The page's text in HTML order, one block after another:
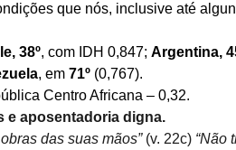
que nós, inclusive até
38º, com IDH 0,847; Argentina,
, em 71º (0,767).
Centro Africana – 0,32.
e aposentadoria digna.
das suas mãos” (v. 22c) “Não